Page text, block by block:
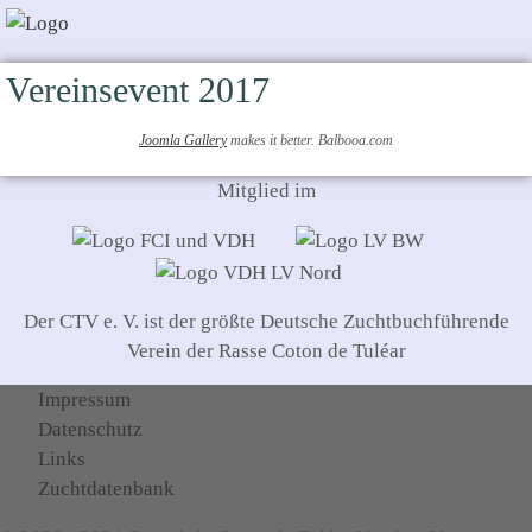
Vereinsevent 2017
Joomla Gallerymakes it better. Balbooa.com
Mitglied im
Der CTV e. V. ist der größte Deutsche Zuchtbuchführende
Verein der Rasse Coton de Tuléar
Impressum
Datenschutz
Links
Zuchtdatenbank